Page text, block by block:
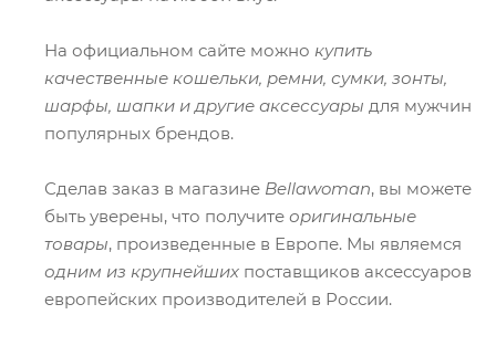
На официальном сайте можно купить
качественные кошельки, ремни, сумки, зонты,
шарфы, шапки и другие аксессуары для мужчин
популярных брендов.
Сделав заказ в магазине Bellawoman, вы можете
быть уверены, что получите оригинальные
товары, произведенные в Европе. Мы являемся
одним из крупнейших поставщиков аксессуаров
европейских производителей в России.